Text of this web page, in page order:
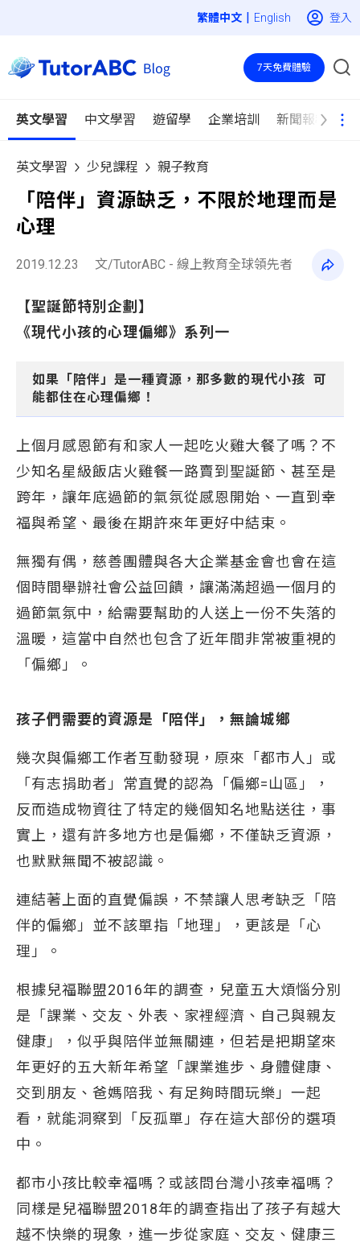
| English 登入
英文學習 中文學習 遊留學 企業培訓 新聞報導
7天免費體驗
英文學習 少兒課程 親子教育
「陪伴」資源缺乏，不限於地理而是
心理
2019.12.23 文/TutorABC - 線上教育全球領先者
【聖誕節特別企劃】
《現代小孩的心理偏鄉》系列一
如果「陪伴」是一種資源，那多數的現代小孩 可
能都住在心理偏鄉！
上個月感恩節有和家人一起吃火雞大餐了嗎？不
少知名星級飯店火雞餐一路賣到聖誕節、甚至是
跨年，讓年底過節的氣氛從感恩開始、一直到幸
福與希望、最後在期許來年更好中結束。
無獨有偶，慈善團體與各大企業基金會也會在這
個時間舉辦社會公益回饋，讓滿滿超過一個月的
過節氣氛中，給需要幫助的人送上一份不失落的
溫暖，這當中自然也包含了近年間非常被重視的
「偏鄉」。
孩子們需要的資源是「陪伴」，無論城鄉
幾次與偏鄉工作者互動發現，原來「都市人」或
「有志捐助者」常直覺的認為「偏鄉=山區」，
反而造成物資往了特定的幾個知名地點送往，事
實上，還有許多地方也是偏鄉，不僅缺乏資源，
也默默無聞不被認識。
連結著上面的直覺偏誤，不禁讓人思考缺乏「陪
伴的偏鄉」並不該單指「地理」，更該是「心
理」。
根據兒福聯盟2016年的調查，兒童五大煩惱分別
是「課業、交友、外表、家裡經濟、自己與親友
健康」，似乎與陪伴並無關連，但若是把期望來
年更好的五大新年希望「課業進步、身體健康、
交到朋友、爸媽陪我、有足夠時間玩樂」一起
看，就能洞察到「反孤單」存在這大部份的選項
中。
都市小孩比較幸福嗎？或該問台灣小孩幸福嗎？
同樣是兒福聯盟2018年的調查指出了孩子有越大
越不快樂的現象，進一步從家庭、交友、健康三